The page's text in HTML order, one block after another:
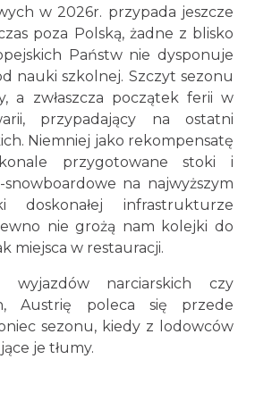
w 2026r. przypada jeszcze
poza Polską, żadne z blisko
Państw nie dysponuje
nauki szkolnej. Szczyt sezonu
a zwłaszcza początek ferii w
przypadający na ostatni
Niemniej jako rekompensatę
przygotowane stoki i
snowboardowe na najwyższym
doskonałej infrastrukturze
nie grożą nam kolejki do
miejsca w restauracji.
wyjazdów narciarskich czy
Austrię poleca się przede
sezonu, kiedy z lodowców
je tłumy.